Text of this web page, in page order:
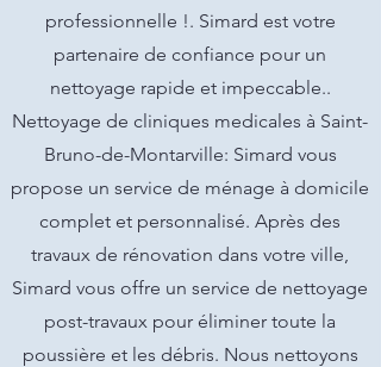
professionnelle !. Simard est votre
partenaire de confiance pour un
nettoyage rapide et impeccable..
Nettoyage de cliniques medicales à Saint-
Bruno-de-Montarville: Simard vous
propose un service de ménage à domicile
complet et personnalisé. Après des
travaux de rénovation dans votre ville,
Simard vous offre un service de nettoyage
post-travaux pour éliminer toute la
poussière et les débris. Nous nettoyons